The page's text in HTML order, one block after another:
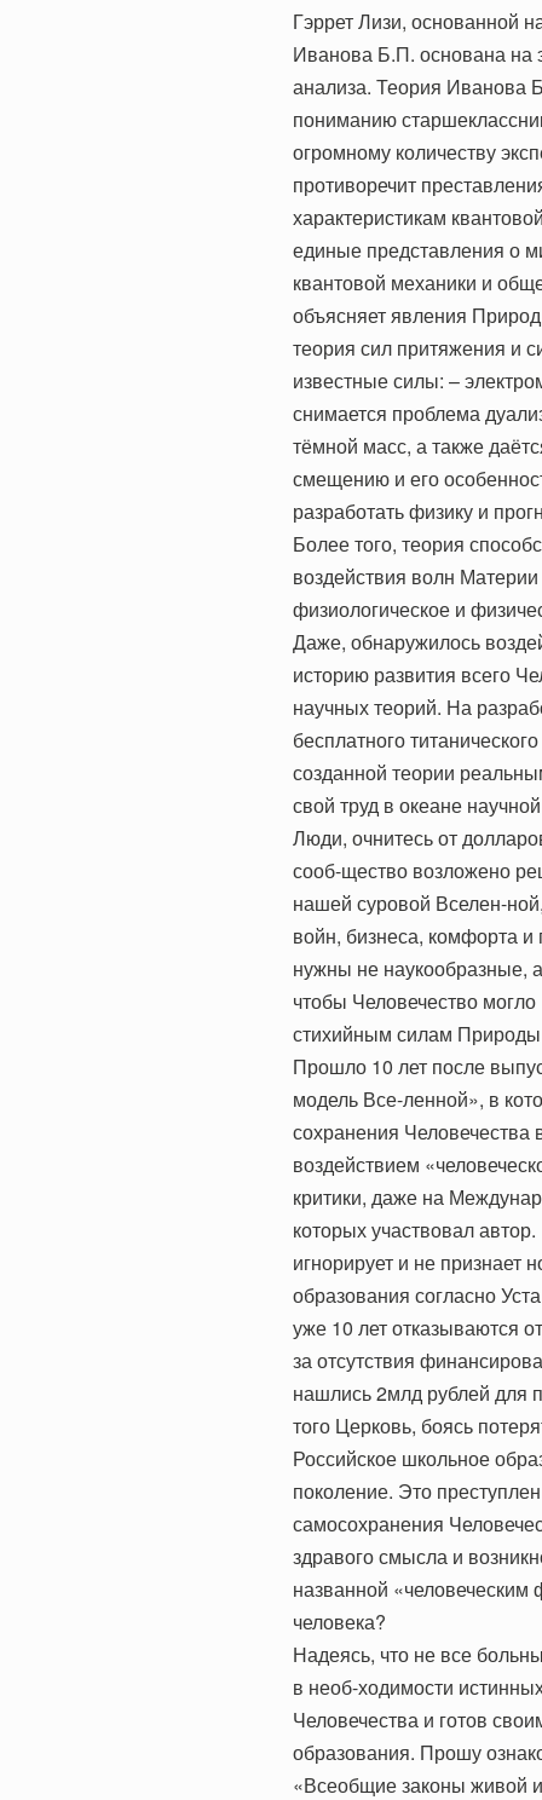
Гэррет Лизи, основанной
Иванова Б.П. основана на
анализа. Теория Иванова
пониманию
огромному количеству
противоречит
характеристикам
единые представления о
квантовой механики и
объясняет явления
теория сил притяжения и
известные силы: –
снимается проблема
тёмной масс, а также
смещению и его
разработать физику и
Более того, теория
воздействия волн
физиологическое и
Даже, обнаружилось
историю развития всего
научных теорий. На
бесплатного
созданной теории
свой труд в океане
Люди, очнитесь от
сооб-щество возложено
нашей суровой Вселен-
войн, бизнеса, комфорта
нужны не наукообразные,
чтобы Человечество
стихийным силам
Прошло 10 лет после
модель Все-ленной», в
сохранения
воздействием
критики, даже на
которых участвовал
игнорирует и не признает
образования согласно
уже 10 лет отказываются
за отсутствия
нашлись 2млд рублей для
того Церковь, боясь
Российское школьное
поколение. Это
самосохранения
здравого смысла и
названной «человеческим
человека?
Надеясь, что не все
в необ-ходимости
Человечества и готов
образования. Прошу
«Всеобщие законы живой